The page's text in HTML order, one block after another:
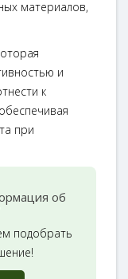
материалов,
и
к
при
об
подобрать